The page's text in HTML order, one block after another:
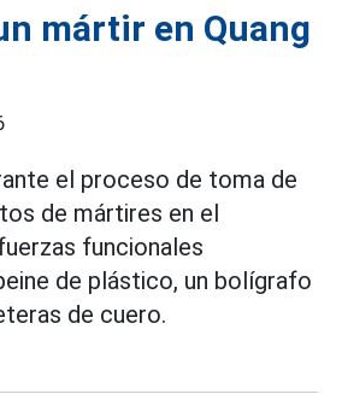
mártir en Quang
el proceso de toma de
de mártires en el
funcionales
de plástico, un bolígrafo
de cuero.